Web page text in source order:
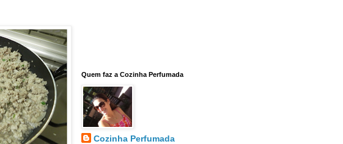
Quem faz a Cozinha Perfumada
Cozinha Perfumada